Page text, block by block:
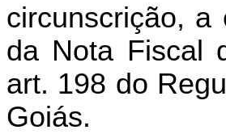
circunscrição, a
da Nota Fiscal
art. 198 do
Goiás.